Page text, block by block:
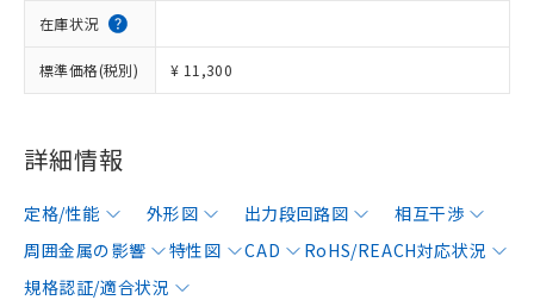
在庫状況
標準価格(税別) ¥ 11,300
詳細情報
定格/性能 外形図 出力段回路図
相互干渉
周囲金属の影響
特性図 CAD
RoHS/REACH対応状況
規格認証/適合状況